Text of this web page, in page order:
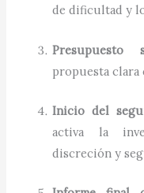
de dificultad y
Presupuesto
propuesta clara
Inicio del
activa la
discreción y